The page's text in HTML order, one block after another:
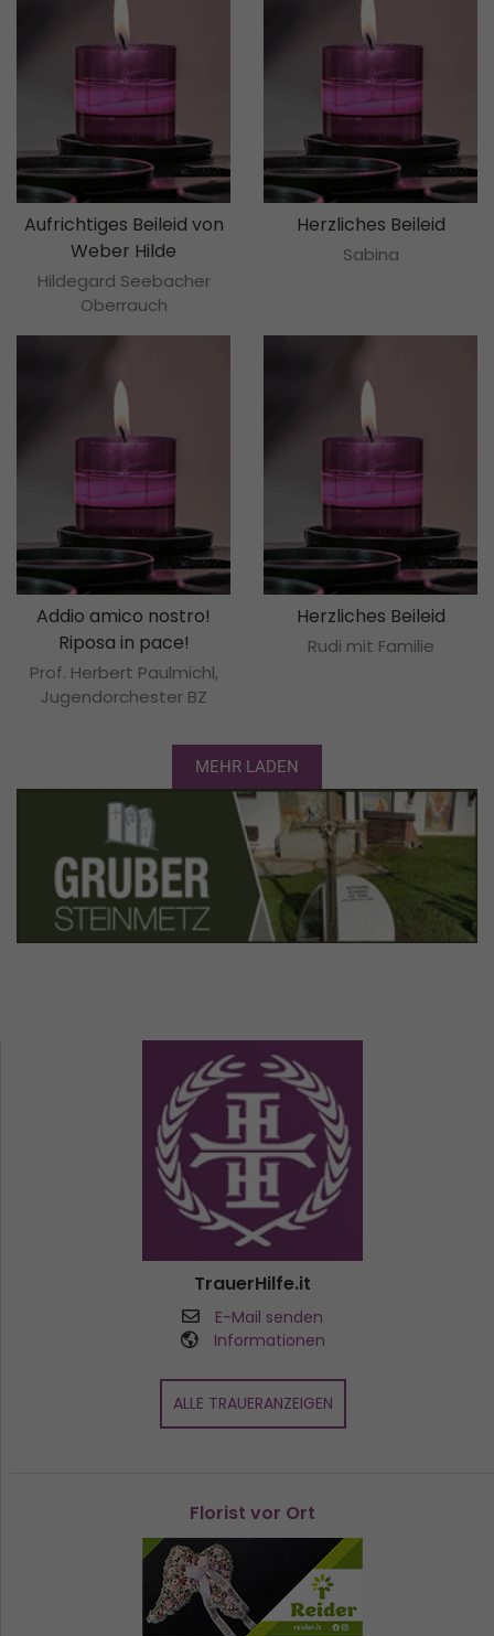
Aufrichtiges Beileid von
Weber Hilde
Hildegard Seebacher
Oberrauch
Herzliches Beileid
Sabina
Addio amico nostro!
Riposa in pace!
Prof. Herbert Paulmichl,
Jugendorchester BZ
Herzliches Beileid
Rudi mit Familie
MEHR LADEN
TrauerHilfe.it
E-Mail senden
Informationen
ALLE TRAUERANZEIGEN
Florist vor Ort